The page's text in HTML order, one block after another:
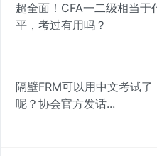
超全面！CFA一二级相当于
平，考过有用吗？
隔壁FRM可以用中文考试了
呢？协会官方发话...